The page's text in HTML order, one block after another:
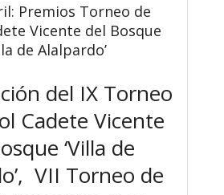
Premios Torneo de
Vicente del Bosque
de Alalpardo’
del IX Torneo
Cadete Vicente
‘Villa de
VII Torneo de